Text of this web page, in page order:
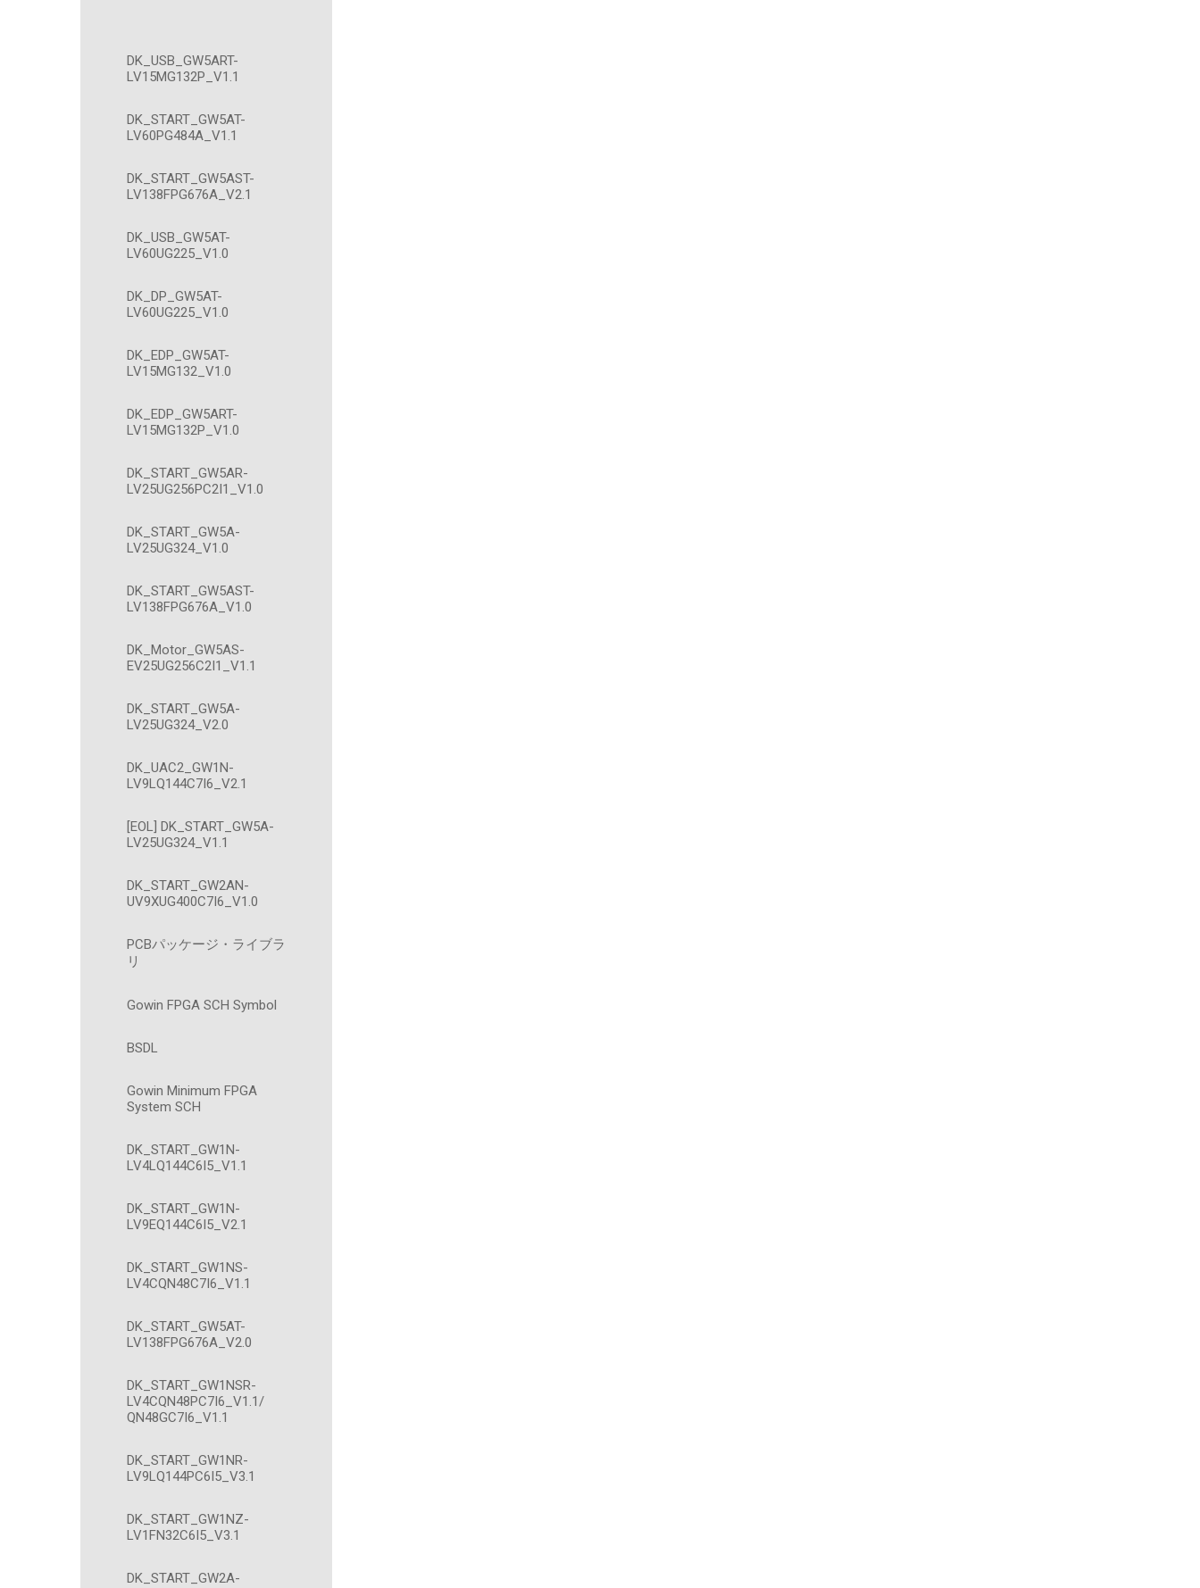
DK_USB_GW5ART-
LV15MG132P_V1.1
DK_START_GW5AT-
LV60PG484A_V1.1
DK_START_GW5AST-
LV138FPG676A_V2.1
DK_USB_GW5AT-
LV60UG225_V1.0
DK_DP_GW5AT-
LV60UG225_V1.0
DK_EDP_GW5AT-
LV15MG132_V1.0
DK_EDP_GW5ART-
LV15MG132P_V1.0
DK_START_GW5AR-
LV25UG256PC2I1_V1.0
DK_START_GW5A-
LV25UG324_V1.0
DK_START_GW5AST-
LV138FPG676A_V1.0
DK_Motor_GW5AS-
EV25UG256C2I1_V1.1
DK_START_GW5A-
LV25UG324_V2.0
DK_UAC2_GW1N-
LV9LQ144C7I6_V2.1
[EOL] DK_START_GW5A-
LV25UG324_V1.1
DK_START_GW2AN-
UV9XUG400C7I6_V1.0
PCBパッケージ・ライブラ
リ
Gowin FPGA SCH Symbol
BSDL
Gowin Minimum FPGA
System SCH
DK_START_GW1N-
LV4LQ144C6I5_V1.1
DK_START_GW1N-
LV9EQ144C6I5_V2.1
DK_START_GW1NS-
LV4CQN48C7I6_V1.1
DK_START_GW5AT-
LV138FPG676A_V2.0
DK_START_GW1NSR-
LV4CQN48PC7I6_V1.1/
QN48GC7I6_V1.1
DK_START_GW1NR-
LV9LQ144PC6I5_V3.1
DK_START_GW1NZ-
LV1FN32C6I5_V3.1
DK_START_GW2A-